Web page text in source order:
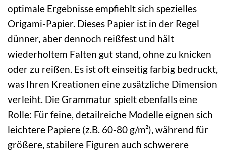
optimale Ergebnisse empfiehlt sich spezielles
Origami-Papier. Dieses Papier ist in der Regel
dünner, aber dennoch reißfest und hält
wiederholtem Falten gut stand, ohne zu knicken
oder zu reißen. Es ist oft einseitig farbig bedruckt,
was Ihren Kreationen eine zusätzliche Dimension
verleiht. Die Grammatur spielt ebenfalls eine
Rolle: Für feine, detailreiche Modelle eignen sich
leichtere Papiere (z.B. 60-80 g/m²), während für
größere, stabilere Figuren auch schwerere